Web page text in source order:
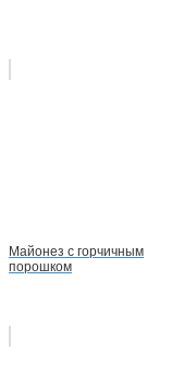
Майонез с горчичным
порошком